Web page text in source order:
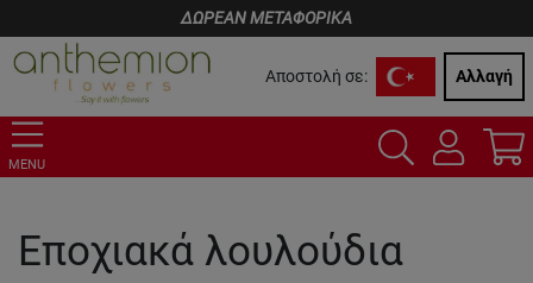
ΔΩΡΕΑΝ ΜΕΤΑΦΟΡΙΚΑ
Αποστολή σε: Αλλαγή
MENU
Εποχιακά λουλούδια